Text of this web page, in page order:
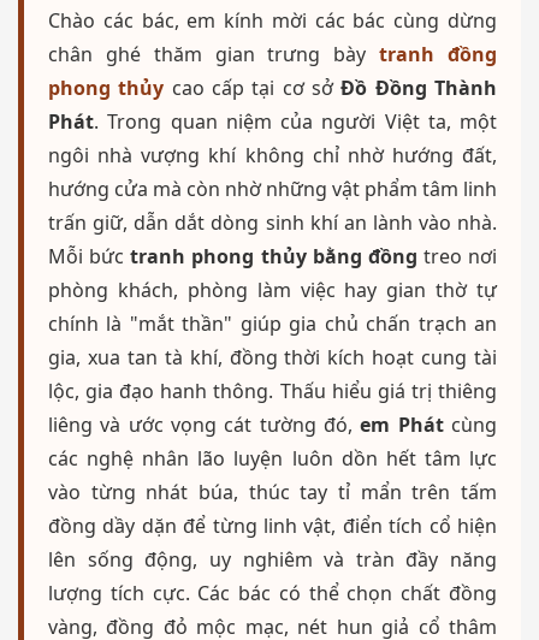
Chào các bác, em kính mời các bác cùng dừng
chân ghé thăm gian trưng bàytranh đồng
phong thủy cao cấp tại cơ sởĐồ Đồng Thành
Phát. Trong quan niệm của người Việt ta, một
ngôi nhà vượng khí không chỉ nhờ hướng đất,
hướng cửa mà còn nhờ những vật phẩm tâm linh
trấn giữ, dẫn dắt dòng sinh khí an lành vào nhà.
Mỗi bứctranh phong thủy bằng đồng treo nơi
phòng khách, phòng làm việc hay gian thờ tự
chính là "mắt thần" giúp gia chủ chấn trạch an
gia, xua tan tà khí, đồng thời kích hoạt cung tài
lộc, gia đạo hanh thông. Thấu hiểu giá trị thiêng
liêng và ước vọng cát tường đó,em Phátcùng
các nghệ nhân lão luyện luôn dồn hết tâm lực
vào từng nhát búa, thúc tay tỉ mẩn trên tấm
đồng dầy dặn để từng linh vật, điển tích cổ hiện
lên sống động, uy nghiêm và tràn đầy năng
lượng tích cực. Các bác có thể chọn chất đồng
vàng, đồng đỏ mộc mạc, nét hun giả cổ thâm